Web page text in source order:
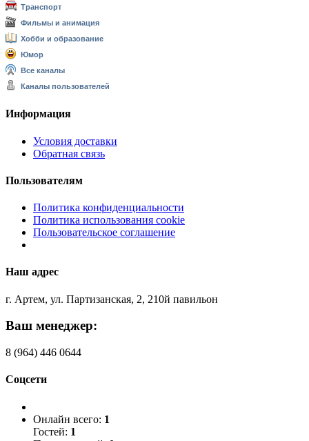
Транспорт
Фильмы и анимация
Хобби и образование
Юмор
Все каналы
Каналы пользователей
Информация
Условия доставки
Обратная связь
Пользователям
Политика конфиденциальности
Политика использования cookie
Пользовательское соглашение
Наш адрес
г. Артем, ул. Партизанская, 2, 210й павильон
Ваш менеджер:
8 (964) 446 0644
Соцсети
Онлайн всего: 1
Гостей: 1